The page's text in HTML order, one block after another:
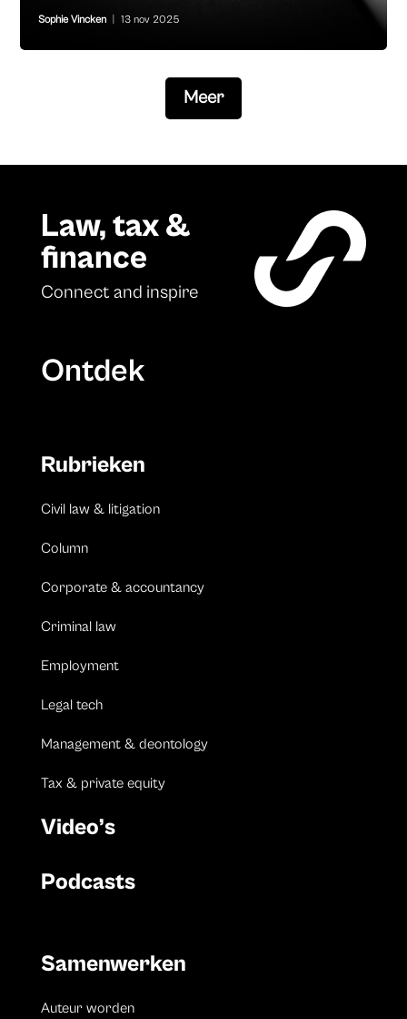
Sophie Vincken 13 nov 2025
Meer
Law, tax &
finance
Connect and inspire
Ontdek
Rubrieken
Civil law & litigation
Column
Corporate & accountancy
Criminal law
Employment
Legal tech
Management & deontology
Tax & private equity
Video’s
Podcasts
Samenwerken
Auteur worden